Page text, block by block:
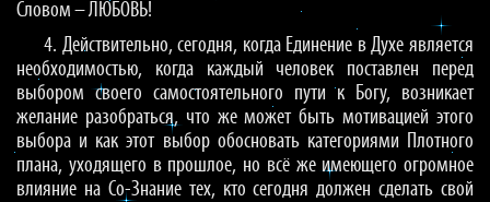
Словом – ЛЮБОВЬ!
4. Действительно, сегодня, когда Единение в Духе является
необходимостью, когда каждый человек поставлен перед
выбором своего самостоятельного пути к Богу, возникает
желание разобраться, что же может быть мотивацией этого
выбора и как этот выбор обосновать категориями Плотного
плана, уходящего в прошлое, но всё же имеющего огромное
влияние на Со-Знание тех, кто сегодня должен сделать свой